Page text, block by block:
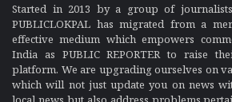
Started in 2013 by a group of
PUBLICLOKPAL has migrated from a
effective medium which empowers
India as PUBLIC REPORTER to raise
platform. We are upgrading ourselves on
which will not just update you on news